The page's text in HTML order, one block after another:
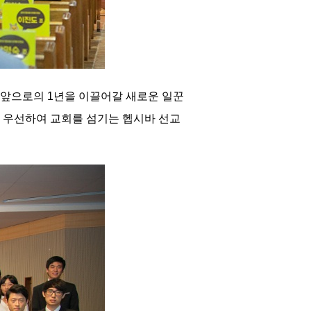
으로의 1년을 이끌어갈 새로운 일꾼
선하여 교회를 섬기는 헵시바 선교